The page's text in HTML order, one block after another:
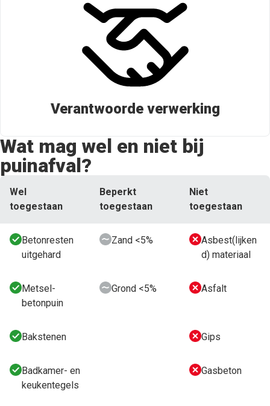
Verantwoorde verwerking
Wat mag wel en niet bij
puinafval?
Wel
toegestaan
Beperkt
toegestaan
Niet
toegestaan
Betonresten
uitgehard
Zand <5%
Asbest(lijken
d) materiaal
Metsel-
betonpuin
Grond <5% Asfalt
Bakstenen Gips
Badkamer- en
keukentegels
Gasbeton